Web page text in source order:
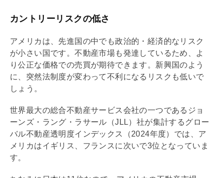
カントリーリスクの低さ
アメリカは、先進国の中でも政治的・経済的なリスク
が小さい国です。不動産市場も発達しているため、よ
り公正な価格での売買が期待できます。新興国のよう
に、突然法制度が変わって不利になるリスクも低いで
しょう。
世界最大の総合不動産サービス会社の一つであるジョ
ーンズ・ラング・ラサール（JLL）社が集計するグロー
バル不動産透明度インデックス（2024年度）では、ア
メリカはイギリス、フランスに次いで3位となっていま
す。